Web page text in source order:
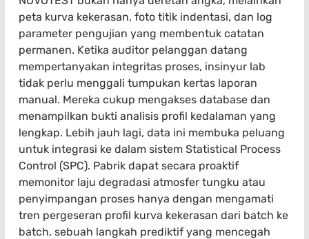
peta kurva kekerasan, foto titik indentasi, dan log
parameter pengujian yang membentuk catatan
permanen. Ketika auditor pelanggan datang
mempertanyakan integritas proses, insinyur lab
tidak perlu menggali tumpukan kertas laporan
manual. Mereka cukup mengakses database dan
menampilkan bukti analisis profil kedalaman yang
lengkap. Lebih jauh lagi, data ini membuka peluang
untuk integrasi ke dalam sistem Statistical Process
Control (SPC). Pabrik dapat secara proaktif
memonitor laju degradasi atmosfer tungku atau
penyimpangan proses hanya dengan mengamati
tren pergeseran profil kurva kekerasan dari batch ke
batch, sebuah langkah prediktif yang mencegah